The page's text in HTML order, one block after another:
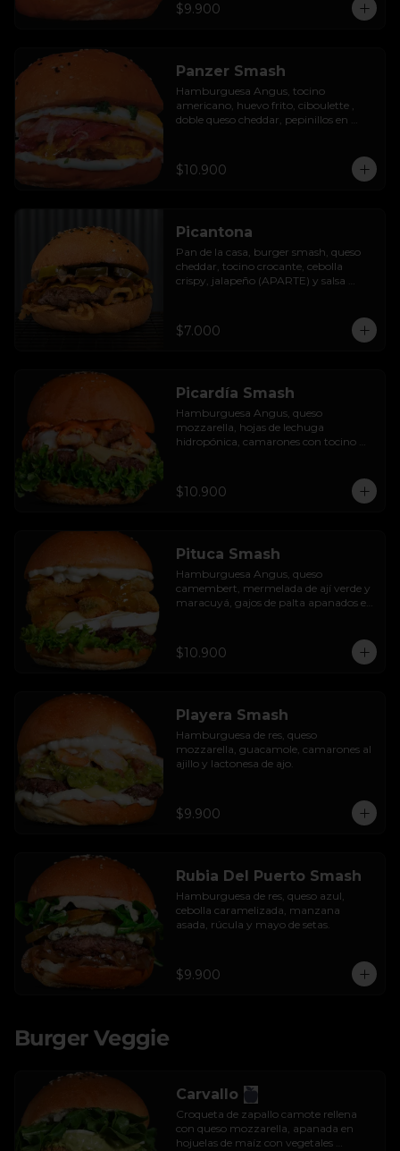
$9.900
Panzer Smash
Hamburguesa Angus, tocino
americano, huevo frito, ciboulette ,
doble queso cheddar, pepinillos en
$10.900
Picantona
Pan de la casa, burger smash, queso
cheddar, tocino crocante, cebolla
crispy, jalapeño (APARTE) y salsa
$7.000
Picardía Smash
Hamburguesa Angus, queso
mozzarella, hojas de lechuga
hidropónica, camarones con tocino
$10.900
Pituca Smash
Hamburguesa Angus, queso
camembert, mermelada de ají verde y
maracuyá, gajos de palta apanados en
$10.900
Playera Smash
Hamburguesa de res, queso
mozzarella, guacamole, camarones al
ajillo y lactonesa de ajo.
$9.900
Rubia Del Puerto Smash
Hamburguesa de res, queso azul,
cebolla caramelizada, manzana
asada, rúcula y mayo de setas.
$9.900
Burger Veggie
Carvallo
Croqueta de zapallo camote rellena
con queso mozzarella, apanada en
hojuelas de maíz con vegetales